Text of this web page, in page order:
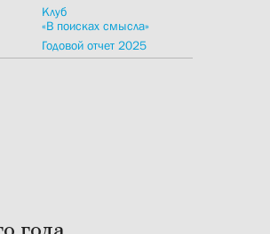
Клуб
«В поисках смысла»
Годовой отчет 2025